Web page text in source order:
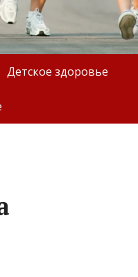
Детское здоровье